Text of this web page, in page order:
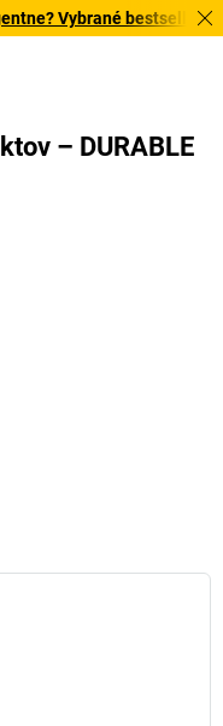
Vybrané bestsellery
– DURABLE